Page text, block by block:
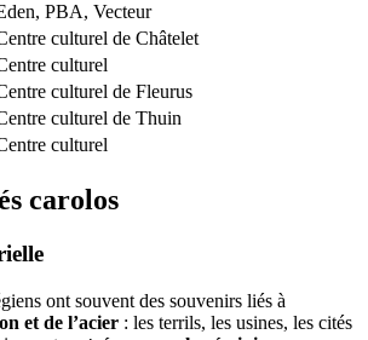
PBA, Vecteur
culturel de Châtelet
culturel
culturel de Fleurus
culturel de Thuin
culturel
carolos
ont souvent des souvenirs liés à
et de l’acier : les terrils, les usines, les cités